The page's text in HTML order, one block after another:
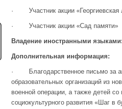
· Участник акции «Георгиевская
· Участник акции «Сад памяти»
Владение иностранными языками:
Дополнительная информация:
· Благодарственное письмо за
образовательных организаций из
военной операции, а также детей
социокультурного развития «Шаг в